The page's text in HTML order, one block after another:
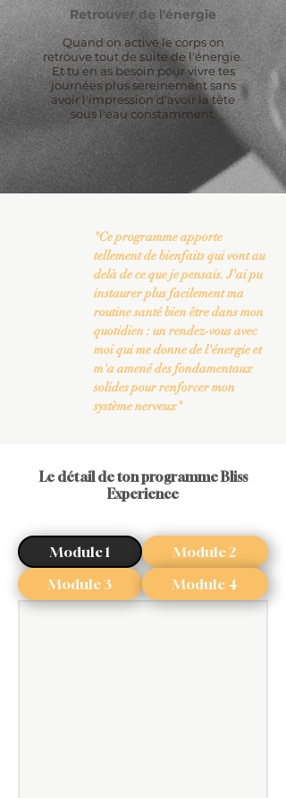
Retrouver de l'énergie
Quand on active le corps on
retrouve tout de suite de l'énergie.
Et tu en as besoin pour vivre tes
journées plus sereinement sans
avoir l'impression d'avoir la tête
sous l'eau constamment.
"Ce programme apporte
tellement de bienfaits qui vont au
delà de ce que je pensais. J'ai pu
instaurer plus facilement ma
routine santé bien être dans mon
quotidien : un rendez-vous avec
moi qui me donne de l'énergie et
m'a amené des fondamentaux
solides pour renforcer mon
système nerveux"
Le détail de ton programme Bliss
Experience
Module 1
Module 2
Module 3
Module 4